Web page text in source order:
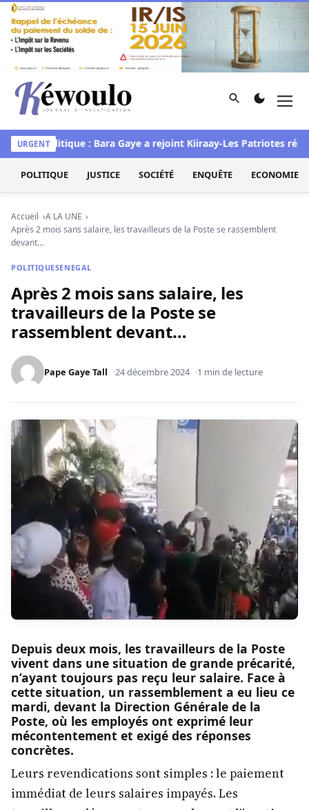
Aller au contenu
Kéwoulo, le premier site d'information et d'investigation
Rechercher
URGENT
Politique : Bara Gaye a rejoint Kiiraay-Les Patriotes
POLITIQUE JUSTICE SOCIÉTÉ ENQUÊTE ECONOMIE
Accueil
A LA UNE
Après 2 mois sans salaire, les travailleurs de la Poste se rassemblent
devant…
POLITIQUESENEGAL
Après 2 mois sans salaire, les
travailleurs de la Poste se
rassemblent devant…
Pape Gaye Tall 24 décembre 2024 1 min de lecture
Depuis deux mois, les travailleurs de la Poste
vivent dans une situation de grande précarité,
n’ayant toujours pas reçu leur salaire. Face à
cette situation, un rassemblement a eu lieu ce
mardi, devant la Direction Générale de la
Poste, où les employés ont exprimé leur
mécontentement et exigé des réponses
concrètes.
Leurs revendications sont simples : le paiement
immédiat de leurs salaires impayés. Les